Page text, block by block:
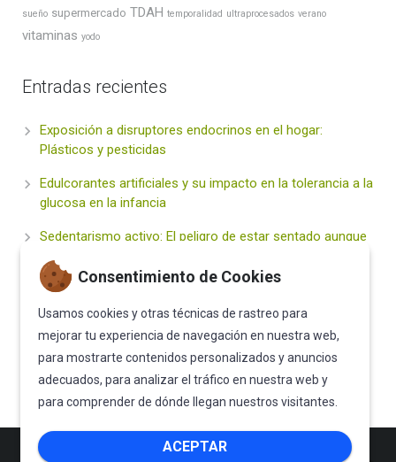
Consentimiento de Cookies
Usamos cookies y otras técnicas de rastreo para
mejorar tu experiencia de navegación en nuestra web,
para mostrarte contenidos personalizados y anuncios
adecuados, para analizar el tráfico en nuestra web y
para comprender de dónde llegan nuestros visitantes.
ACEPTAR
sueño supermercado TDAH temporalidad ultraprocesados verano
vitaminas yodo
Entradas recientes
Exposición a disruptores endocrinos en el hogar:
Plásticos y pesticidas
Edulcorantes artificiales y su impacto en la tolerancia a la
glucosa en la infancia
Sedentarismo activo: El peligro de estar sentado aunque
Hidratación inteligente vs. Bebidas «Healthy» (Energy
drinks y zumos): ¿Qué deben beber nuestros hijos?
El Sueño Infantil: Un Pilar Fundamental para la Salud
Metabólica de Vuestros Hijos